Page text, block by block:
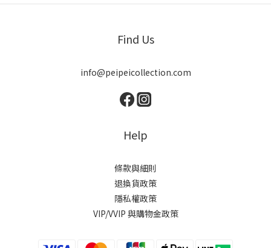
Find Us
info@peipeicollection.com
Help
條款與細則
退換貨政策
隱私權政策
VIP/VVIP 與購物金政策